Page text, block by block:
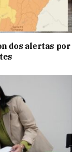
dos alertas por